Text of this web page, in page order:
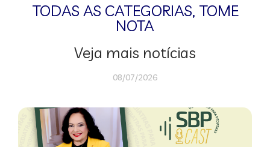
TODAS AS CATEGORIAS, TOME
NOTA
Veja mais notícias
08/07/2026